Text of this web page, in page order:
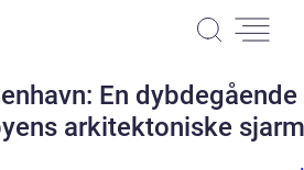
En dybdegående
arkitektoniske sjarm